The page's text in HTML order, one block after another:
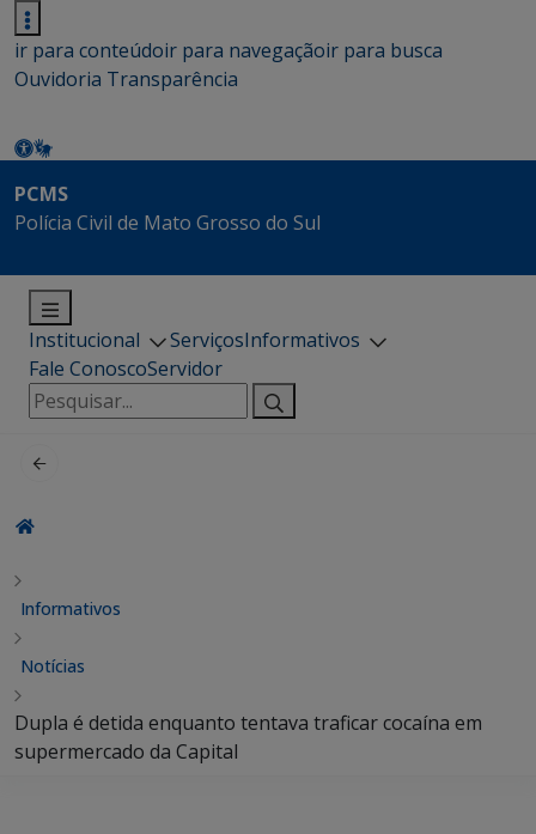
ir para conteúdoir para navegaçãoir para busca
Ouvidoria Transparência
PCMS
Polícia Civil de Mato Grosso do Sul
Institucional ServiçosInformativos
Fale ConoscoServidor
Pesquisar
por:
Informativos
Notícias
Dupla é detida enquanto tentava traficar cocaína em
supermercado da Capital